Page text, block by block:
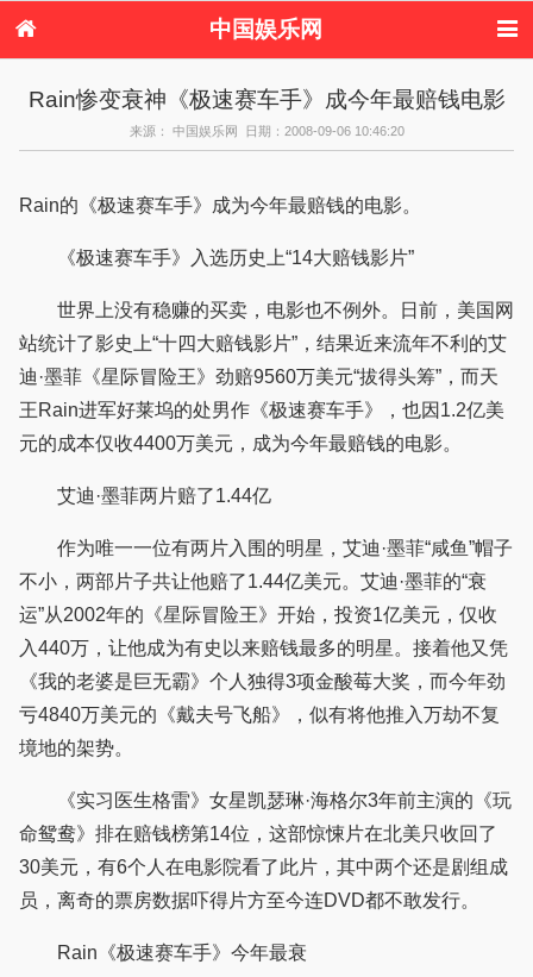
中国娱乐网
港台娱乐
日本娱乐 韩国娱乐
欧美娱乐
音乐新闻 影视新闻
内地明星八卦
八卦
Rain惨变衰神《极速赛车手》成今年最赔钱电影
来源： 中国娱乐网 日期：2008-09-06 10:46:20
Rain的《极速赛车手》成为今年最赔钱的电影。
《极速赛车手》入选历史上“14大赔钱影片”
世界上没有稳赚的买卖，电影也不例外。日前，美国网
站统计了影史上“十四大赔钱影片”，结果近来流年不利的艾
迪·墨菲《星际冒险王》劲赔9560万美元“拔得头筹”，而天
王Rain进军好莱坞的处男作《极速赛车手》，也因1.2亿美
元的成本仅收4400万美元，成为今年最赔钱的电影。
艾迪·墨菲两片赔了1.44亿
作为唯一一位有两片入围的明星，艾迪·墨菲“咸鱼”帽子
不小，两部片子共让他赔了1.44亿美元。艾迪·墨菲的“衰
运”从2002年的《星际冒险王》开始，投资1亿美元，仅收
入440万，让他成为有史以来赔钱最多的明星。接着他又凭
《我的老婆是巨无霸》个人独得3项金酸莓大奖，而今年劲
亏4840万美元的《戴夫号飞船》，似有将他推入万劫不复
境地的架势。
《实习医生格雷》女星凯瑟琳·海格尔3年前主演的《玩
命鸳鸯》排在赔钱榜第14位，这部惊悚片在北美只收回了
30美元，有6个人在电影院看了此片，其中两个还是剧组成
员，离奇的票房数据吓得片方至今连DVD都不敢发行。
Rain《极速赛车手》今年最衰